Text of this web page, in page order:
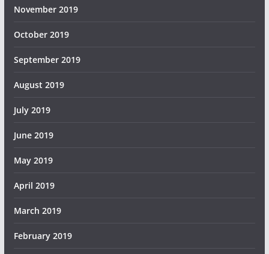
November 2019
October 2019
September 2019
August 2019
July 2019
June 2019
May 2019
April 2019
March 2019
February 2019